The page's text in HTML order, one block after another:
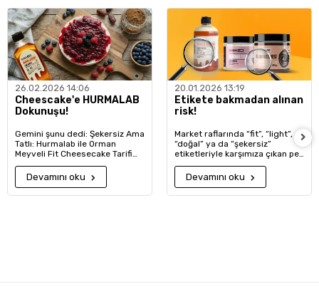
26.02.2026 14:06
Cheescake'e HURMALAB
Dokunuşu!
Gemini şunu dedi: Şekersiz Ama
Tatlı: Hurmalab ile Orman
Meyveli Fit Cheesecake Tarifi
Sağlıklı yaşam yolculuğunda en
büyük engellerden biri, tatlı
krizleridir. Hepimiz biliriz ki
geleneksel tatlılar, özellikle de
Devamını oku
20.01.2026 13:19
Etikete bakmadan alınan
risk!
Market raflarında “fit”, “light”,
“doğal” ya da “şekersiz”
etiketleriyle karşımıza çıkan pek
çok ürün, gerçekte ilave şeker,
gizli tatlandırıcılar ve yoğun
şekilde işlenmiş gıdalar içeriyor.
Sağlıklı yaşam hedefiyle
Devamını oku